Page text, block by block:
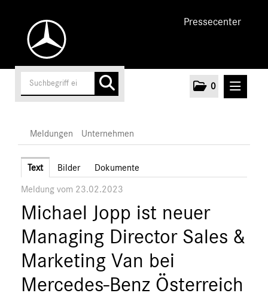
Pressecenter
0
Unternehmen
Marken & Produkte
MEDIA
ÜBER UNS
ANSPRECHPARTNER
Meldungen Unternehmen
Text Bilder Dokumente
Meldung vom 23.02.2023
Michael Jopp ist neuer
Managing Director Sales &
Marketing Van bei
Mercedes-Benz Österreich